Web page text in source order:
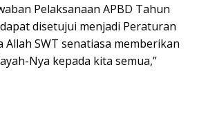
Pelaksanaan APBD Tahun
disetujui menjadi Peraturan
Allah SWT senatiasa memberikan
Nya kepada kita semua,”